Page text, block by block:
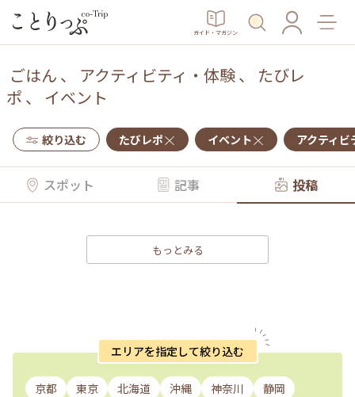
ガイド・マガジン
ごはん 、 アクティビティ・体験、 たびレ
ポ 、 イベント
絞り込む たびレポ イベント アクティビ
スポット 記事 投稿
もっとみる
エリアを指定して絞り込む
京都 東京 北海道 沖縄 神奈川
静岡